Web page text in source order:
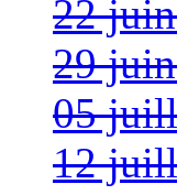
22 juin
29
05
12